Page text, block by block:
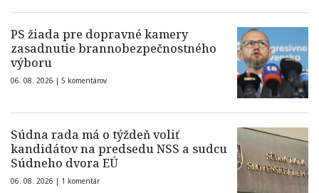
PS žiada pre dopravné kamery
zasadnutie brannobezpečnostného
výboru
06. 08. 2026 | 5 komentárov
Súdna rada má o týždeň voliť
kandidátov na predsedu NSS a sudcu
Súdneho dvora EÚ
06. 08. 2026 | 1 komentár